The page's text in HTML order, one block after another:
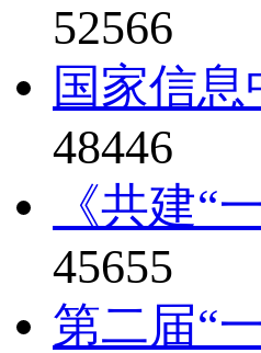
52566
国家信
48446
《共建“
45655
第二届“